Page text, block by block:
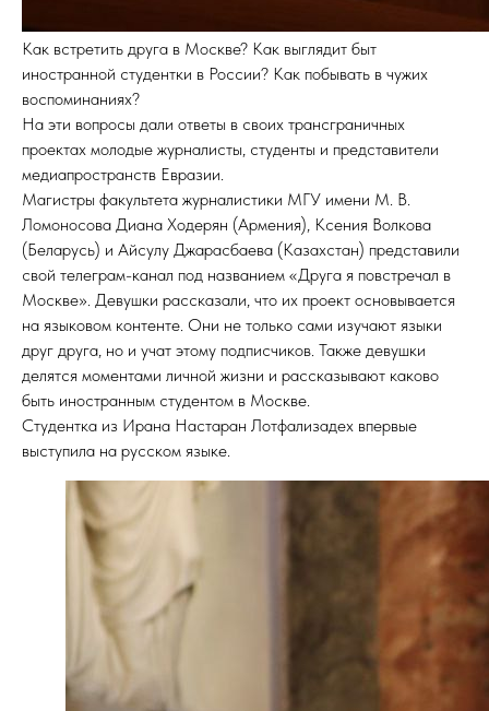
Как встретить друга в Москве? Как выглядит быт
иностранной студентки в России? Как побывать в чужих
воспоминаниях?
На эти вопросы дали ответы в своих трансграничных
проектах молодые журналисты, студенты и представители
медиапространств Евразии.
Магистры факультета журналистики МГУ имени М. В.
Ломоносова Диана Ходерян (Армения), Ксения Волкова
(Беларусь) и Айсулу Джарасбаева (Казахстан) представили
свой телеграм-канал под названием «Друга я повстречал в
Москве». Девушки рассказали, что их проект основывается
на языковом контенте. Они не только сами изучают языки
друг друга, но и учат этому подписчиков. Также девушки
делятся моментами личной жизни и рассказывают каково
быть иностранным студентом в Москве.
Студентка из Ирана Настаран Лотфализадех впервые
выступила на русском языке.